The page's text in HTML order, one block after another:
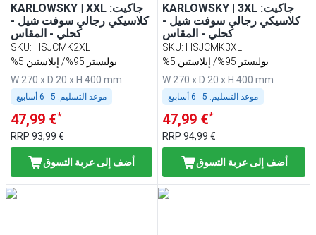
KARLOWSKY | XXL :جاكيت
كلاسيكي رجالي سوفت شيل -
كحلي - المقاس
SKU: HSJCMK2XL
%5 بوليستر 95%/ إيلاستين
W 270 x D 20 x H 400 mm
موعد التسليم:
47,99 €*
RRP 93,99 €
أضف إلى عربة التسوق
KARLOWSKY | 3XL :جاكيت
كلاسيكي رجالي سوفت شيل -
كحلي - المقاس
SKU: HSJCMK3XL
%5 بوليستر 95%/ إيلاستين
W 270 x D 20 x H 400 mm
موعد التسليم:
47,99 €*
RRP94,99 €
أضف إلى عربة التسوق